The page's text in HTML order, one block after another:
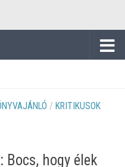
/ KRITIKUSOK
Bocs, hogy élek